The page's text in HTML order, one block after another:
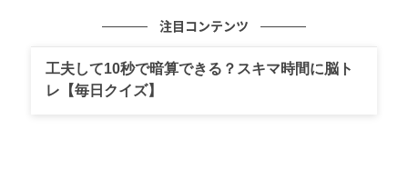
注目コンテンツ
工夫して10秒で暗算できる？スキマ時間に脳ト
レ【毎日クイズ】